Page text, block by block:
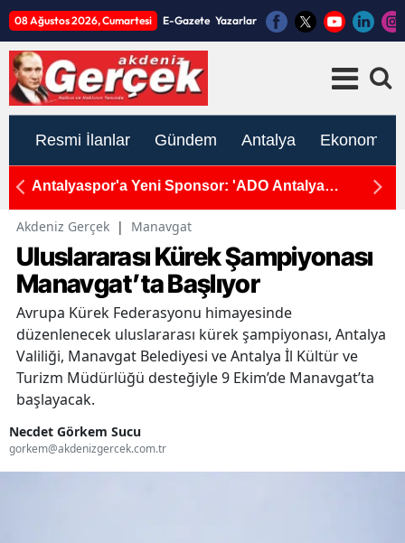
08 Ağustos 2026, Cumartesi E-Gazete Yazarlar
Resmi İlanlar Gündem Antalya Ekonomi
Yeni Sponsor: 'ADO Antalya CHP Gazipaşa'da
Akdeniz Gerçek | Manavgat
Uluslararası Kürek Şampiyonası
Manavgat’ta Başlıyor
Avrupa Kürek Federasyonu himayesinde
düzenlenecek uluslararası kürek şampiyonası, Antalya
Valiliği, Manavgat Belediyesi ve Antalya İl Kültür ve
Turizm Müdürlüğü desteğiyle 9 Ekim’de Manavgat’ta
başlayacak.
Necdet Görkem Sucu
gorkem@akdenizgercek.com.tr